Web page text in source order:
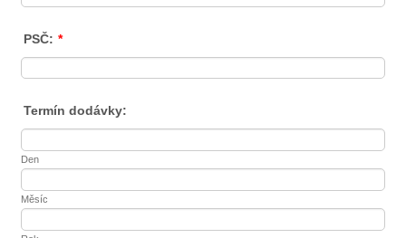
PSČ: *
Termín dodávky:
Den
Měsíc